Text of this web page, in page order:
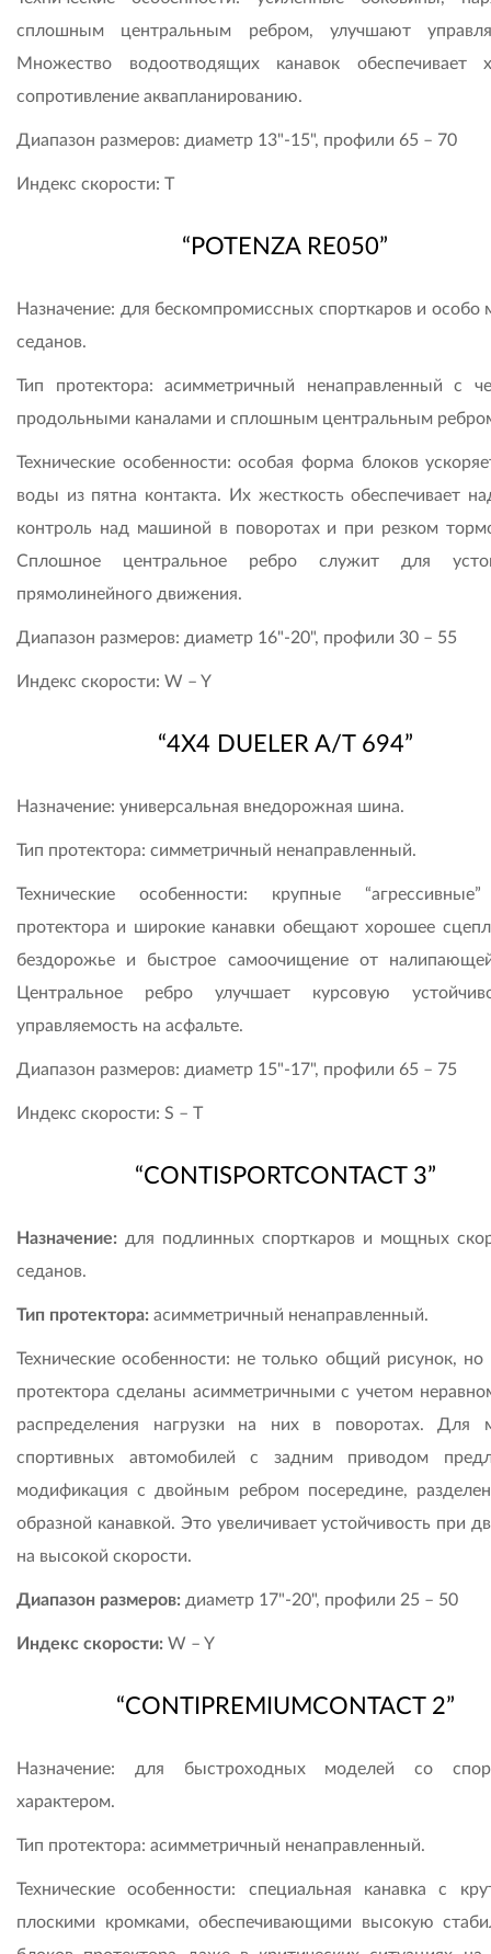
сплошным центральным ребром, улучшают
Множество водоотводящих канавок обеспечивает
сопротивление аквапланированию.
Диапазон размеров: диаметр 13"-15", профили 65 – 70
Индекс скорости: Т
“POTENZA RE050”
Назначение: для бескомпромиссных спорткаров и
седанов.
Тип протектора: асимметричный ненаправленный с
продольными каналами и сплошным центральным
Технические особенности: особая форма блоков
воды из пятна контакта. Их жесткость обеспечивает
контроль над машиной в поворотах и при резком
Сплошное центральное ребро служит для
прямолинейного движения.
Диапазон размеров: диаметр 16"-20", профили 30 – 55
Индекс скорости: W – Y
“4X4 DUELER A/T 694”
Назначение: универсальная внедорожная шина.
Тип протектора: симметричный ненаправленный.
Технические особенности: крупные
протектора и широкие канавки обещают хорошее
бездорожье и быстрое самоочищение от
Центральное ребро улучшает курсовую
управляемость на асфальте.
Диапазон размеров: диаметр 15"-17", профили 65 – 75
Индекс скорости: S – T
“CONTISPORTCONTACT 3”
Назначение: для подлинных спорткаров и мощных
седанов.
Тип протектора: асимметричный ненаправленный.
Технические особенности: не только общий рисунок, но
протектора сделаны асимметричными с учетом
распределения нагрузки на них в поворотах. Для
спортивных автомобилей с задним приводом
модификация с двойным ребром посередине,
образной канавкой. Это увеличивает устойчивость при
на высокой скорости.
Диапазон размеров: диаметр 17"-20", профили 25 – 50
Индекс скорости: W – Y
“CONTIPREMIUMCONTACT 2”
Назначение: для быстроходных моделей со
характером.
Тип протектора: асимметричный ненаправленный.
Технические особенности: специальная канавка с
плоскими кромками, обеспечивающими высокую